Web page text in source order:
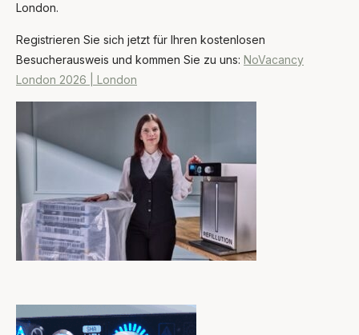
London.
Registrieren Sie sich jetzt für Ihren kostenlosen
Besucherausweis und kommen Sie zu uns: NoVacancy
London 2026 | London